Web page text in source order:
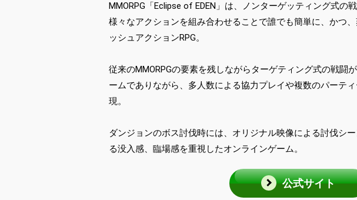
MMORPG「Eclipse of EDEN」は、ノンターゲッティング式の
様々なアクションを組み合わせることで誰でも簡単に、かつ
ッシュアクションRPG。
従来のMMORPGの要素を残しながらターゲティング式の戦闘
ームでありながら、多人数による協力プレイや複数のパーテ
現。
ダンジョンのボス討伐時には、オリジナル映像による討伐シ
る没入感、臨場感を重視したオンラインゲーム。
公式サイト